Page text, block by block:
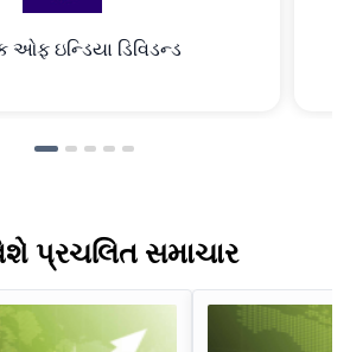
ઓફ ઇન્ડિયા ડિવિડન્ડ
પ્રચલિત સમાચાર